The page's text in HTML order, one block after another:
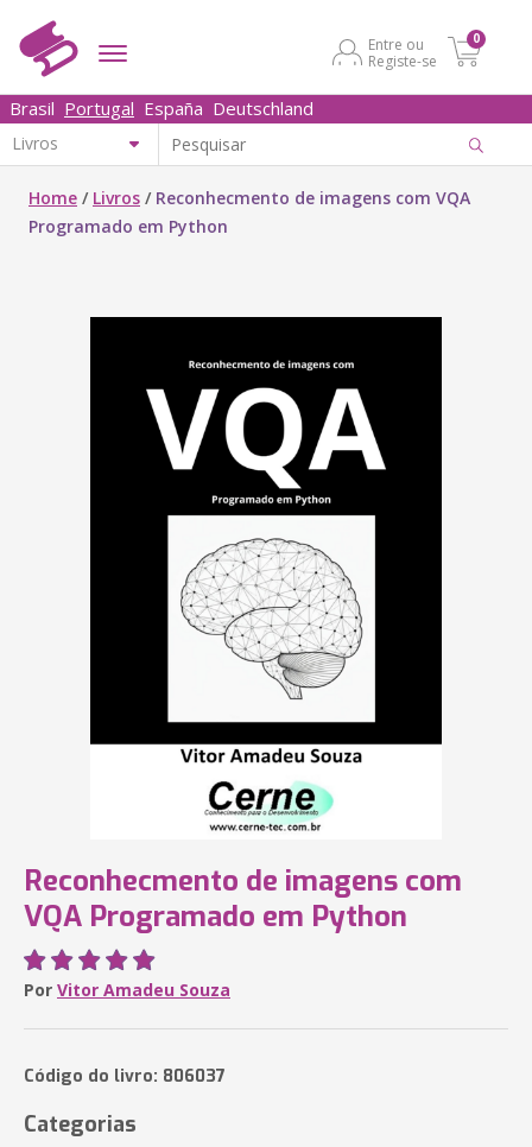
Entre ou
Registe-se
0
Brasil Portugal España Deutschland
Home / Livros / Reconhecmento de imagens com VQA
Programado em Python
Reconhecmento de imagens com
VQA Programado em Python
Por Vitor Amadeu Souza
Código do livro: 806037
Categorias